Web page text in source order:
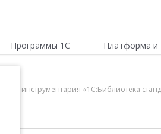
Программы 1С Платформа и
инструментария «1С:Библиотека